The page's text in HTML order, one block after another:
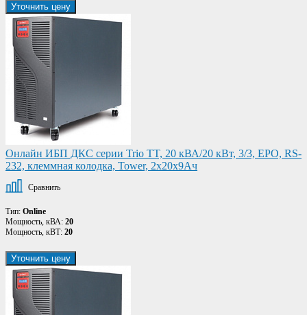
Уточнить цену
Онлайн ИБП ДКС серии Trio TT, 20 кВА/20 кВт, 3/3, EPO, RS-
232, клеммная колодка, Tower, 2x20х9Ач
Сравнить
Тип: Online
Мощность, кВА: 20
Мощность, кВТ: 20
Уточнить цену